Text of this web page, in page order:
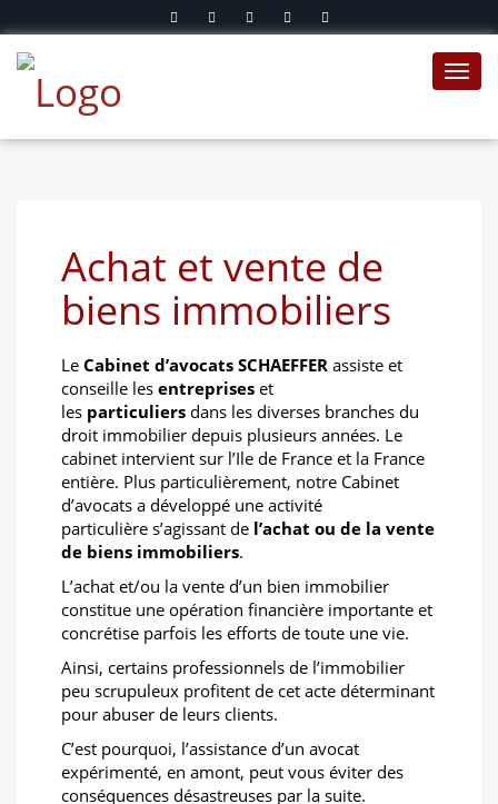
Achat et vente de
biens immobiliers
Le Cabinet d’avocats SCHAEFFER assiste et
conseille les entreprises et
les particuliers dans les diverses branches du
droit immobilier depuis plusieurs années. Le
cabinet intervient sur l’Ile de France et la France
entière. Plus particulièrement, notre Cabinet
d’avocats a développé une activité
particulière s’agissant de l’achat ou de la vente
de biens immobiliers.
L’achat et/ou la vente d’un bien immobilier
constitue une opération financière importante et
concrétise parfois les efforts de toute une vie.
Ainsi, certains professionnels de l’immobilier
peu scrupuleux profitent de cet acte déterminant
pour abuser de leurs clients.
C’est pourquoi, l’assistance d’un avocat
expérimenté, en amont, peut vous éviter des
conséquences désastreuses par la suite.